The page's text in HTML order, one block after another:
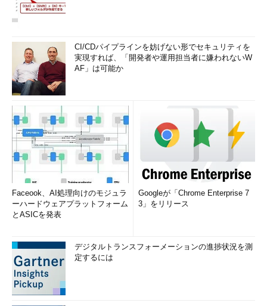
CI/CDパイプラインを妨げない形でセキュリティを
実現すれば、「開発者や運用担当者に嫌われないW
AF」は可能か
Faceook、AI処理向けのモジュラ
ーハードウェアプラットフォーム
とASICを発表
Googleが「Chrome Enterprise 7
3」をリリース
デジタルトランスフォーメーションの進捗状況を測
定するには